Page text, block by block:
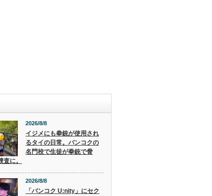
2026/8/8
イジメにも拳銃が使用され
るタイの日常。バンコクの
名門校で生徒が拳銃で脅
に。
2026/8/8
「バンコク U:nity」にセク